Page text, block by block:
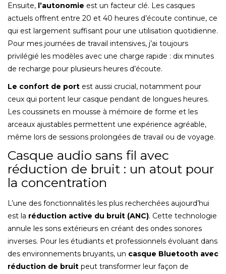
Ensuite, l’autonomie est un facteur clé. Les casques
actuels offrent entre 20 et 40 heures d’écoute continue, ce
qui est largement suffisant pour une utilisation quotidienne.
Pour mes journées de travail intensives, j’ai toujours
privilégié les modèles avec une charge rapide : dix minutes
de recharge pour plusieurs heures d’écoute.
Le confort de port est aussi crucial, notamment pour
ceux qui portent leur casque pendant de longues heures.
Les coussinets en mousse à mémoire de forme et les
arceaux ajustables permettent une expérience agréable,
même lors de sessions prolongées de travail ou de voyage.
Casque audio sans fil avec
réduction de bruit : un atout pour
la concentration
L’une des fonctionnalités les plus recherchées aujourd’hui
est la réduction active du bruit (ANC). Cette technologie
annule les sons extérieurs en créant des ondes sonores
inverses. Pour les étudiants et professionnels évoluant dans
des environnements bruyants, un casque Bluetooth avec
réduction de bruit peut transformer leur façon de